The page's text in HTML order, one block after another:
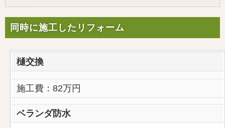
同時に施工したリフォーム
樋交換
施工費：82万円
ベランダ防水